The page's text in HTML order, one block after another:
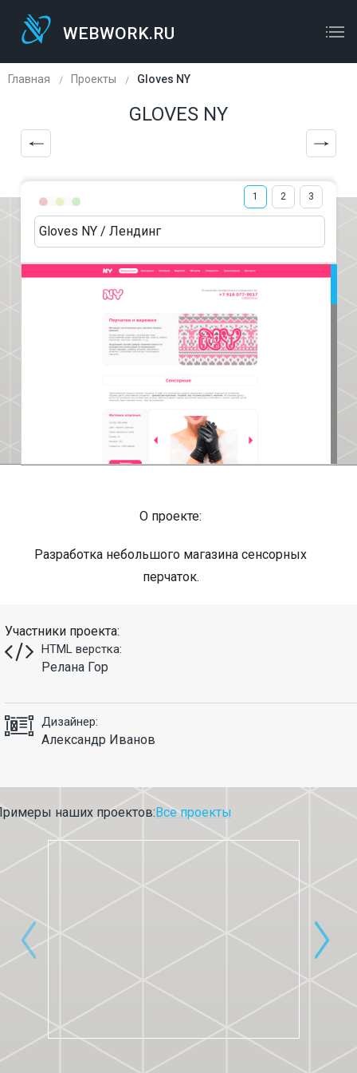
WEBWORK.RU
Главная Проекты Gloves NY
GLOVES NY
1 2 3
Gloves NY / Лендинг
О проекте:
Разработка небольшого магазина сенсорных
перчаток.
Участники проекта:
HTML верстка:
Релана Гор
Дизайнер:
Александр Иванов
наших проектов:Все проекты